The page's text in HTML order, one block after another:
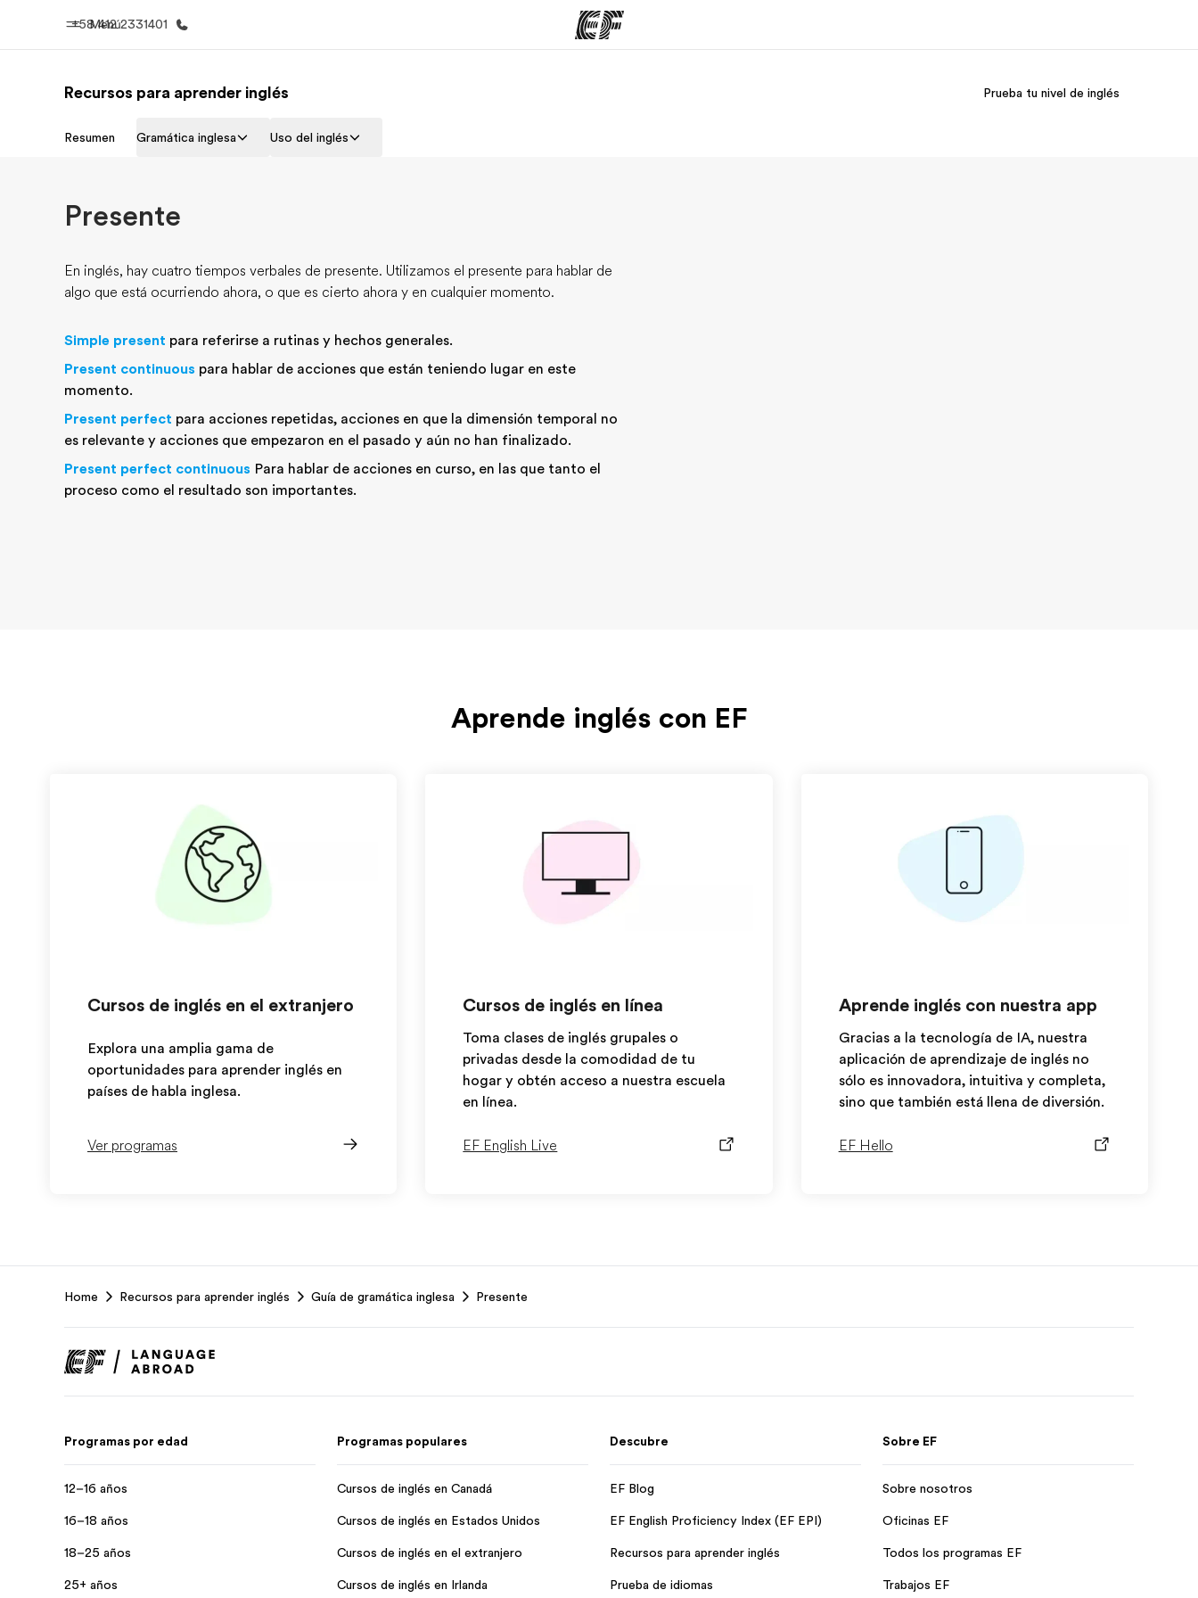
Menú
+58 412 2331401
Inicio
Recursos para aprender inglés Prueba tu nivel de inglés
Resumen Gramática inglesa Uso del inglés
Presente
En inglés, hay cuatro tiempos verbales de presente. Utilizamos el presente para hablar de
algo que está ocurriendo ahora, o que es cierto ahora y en cualquier momento.
Simple present para referirse a rutinas y hechos generales.
Present continuous para hablar de acciones que están teniendo lugar en este
momento.
Present perfect para acciones repetidas, acciones en que la dimensión temporal no
es relevante y acciones que empezaron en el pasado y aún no han finalizado.
Present perfect continuous Para hablar de acciones en curso, en las que tanto el
proceso como el resultado son importantes.
Aprende inglés con EF
Cursos de inglés en el extranjero
Explora una amplia gama de
oportunidades para aprender inglés en
países de habla inglesa.
Ver programas
Cursos de inglés en línea
Toma clases de inglés grupales o
privadas desde la comodidad de tu
hogar y obtén acceso a nuestra escuela
en línea.
EF English Live
Aprende inglés con nuestra app
Gracias a la tecnología de IA, nuestra
aplicación de aprendizaje de inglés no
sólo es innovadora, intuitiva y completa,
sino que también está llena de diversión.
EF Hello
Home Recursos para aprender inglés Guía de gramática inglesa Presente
Programas por edad
12–16 años
16–18 años
18–25 años
25+ años
Programas populares
Cursos de inglés en Canadá
Cursos de inglés en Estados Unidos
Cursos de inglés en el extranjero
Cursos de inglés en Irlanda
Descubre
EF Blog
EF English Proficiency Index (EF EPI)
Recursos para aprender inglés
Prueba de idiomas
Sobre EF
Sobre nosotros
Oficinas EF
Todos los programas EF
Trabajos EF